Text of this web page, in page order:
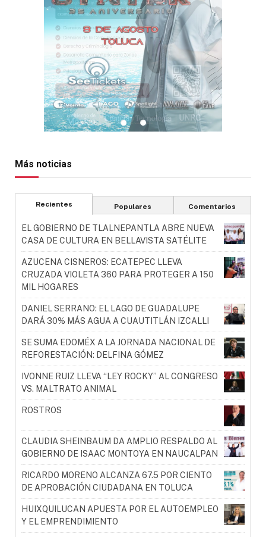
Más noticias
Recientes Populares Comentarios
EL GOBIERNO DE TLALNEPANTLA ABRE NUEVA
CASA DE CULTURA EN BELLAVISTA SATÉLITE
AZUCENA CISNEROS: ECATEPEC LLEVA
CRUZADA VIOLETA 360 PARA PROTEGER A 150
MIL HOGARES
DANIEL SERRANO: EL LAGO DE GUADALUPE
DARÁ 30% MÁS AGUA A CUAUTITLÁN IZCALLI
SE SUMA EDOMÉX A LA JORNADA NACIONAL DE
REFORESTACIÓN: DELFINA GÓMEZ
IVONNE RUIZ LLEVA “LEY ROCKY” AL CONGRESO
VS. MALTRATO ANIMAL
ROSTROS
CLAUDIA SHEINBAUM DA AMPLIO RESPALDO AL
GOBIERNO DE ISAAC MONTOYA EN NAUCALPAN
RICARDO MORENO ALCANZA 67.5 POR CIENTO
DE APROBACIÓN CIUDADANA EN TOLUCA
HUIXQUILUCAN APUESTA POR EL AUTOEMPLEO
Y EL EMPRENDIMIENTO